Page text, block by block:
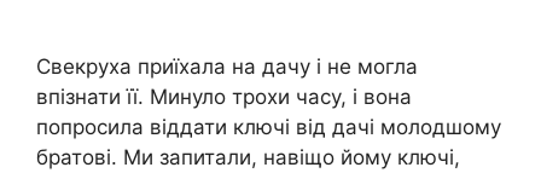
Свекруха приїхала на дачу і не могла
впізнати її. Минуло трохи часу, і вона
попросила віддати ключі від дачі молодшому
братові. Ми запитали, навіщо йому ключі,